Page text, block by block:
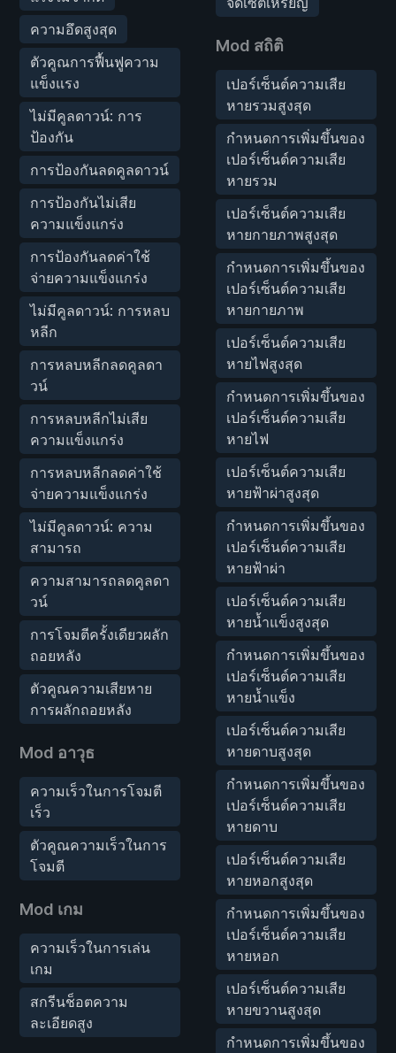
ความอึดสูงสุด
ตัวคูณการฟื้นฟูความ
แข็งแรง
ไม่มีคูลดาวน์: การ
ป้องกัน
การป้องกันลดคูลดาวน์
การป้องกันไม่เสีย
ความแข็งแกร่ง
การป้องกันลดค่าใช้
จ่ายความแข็งแกร่ง
ไม่มีคูลดาวน์: การหลบ
หลีก
การหลบหลีกลดคูลดา
วน์
การหลบหลีกไม่เสีย
ความแข็งแกร่ง
การหลบหลีกลดค่าใช้
จ่ายความแข็งแกร่ง
ไม่มีคูลดาวน์: ความ
สามารถ
ความสามารถลดคูลดา
วน์
การโจมตีครั้งเดียวผลัก
ถอยหลัง
ตัวคูณความเสียหาย
การผลักถอยหลัง
Mod อาวุธ
ความเร็วในการโจมตี
เร็ว
ตัวคูณความเร็วในการ
โจมตี
Mod เกม
ความเร็วในการเล่น
เกม
สกรีนช็อตความ
ละเอียดสูง
Mod สถิติ
เปอร์เซ็นต์ความเสีย
หายรวมสูงสุด
กำหนดการเพิ่มขึ้นของ
เปอร์เซ็นต์ความเสีย
หายรวม
เปอร์เซ็นต์ความเสีย
หายกายภาพสูงสุด
กำหนดการเพิ่มขึ้นของ
เปอร์เซ็นต์ความเสีย
หายกายภาพ
เปอร์เซ็นต์ความเสีย
หายไฟสูงสุด
กำหนดการเพิ่มขึ้นของ
เปอร์เซ็นต์ความเสีย
หายไฟ
เปอร์เซ็นต์ความเสีย
หายฟ้าผ่าสูงสุด
กำหนดการเพิ่มขึ้นของ
เปอร์เซ็นต์ความเสีย
หายฟ้าผ่า
เปอร์เซ็นต์ความเสีย
หายน้ำแข็งสูงสุด
กำหนดการเพิ่มขึ้นของ
เปอร์เซ็นต์ความเสีย
หายน้ำแข็ง
เปอร์เซ็นต์ความเสีย
หายดาบสูงสุด
กำหนดการเพิ่มขึ้นของ
เปอร์เซ็นต์ความเสีย
หายดาบ
เปอร์เซ็นต์ความเสีย
หายหอกสูงสุด
กำหนดการเพิ่มขึ้นของ
เปอร์เซ็นต์ความเสีย
หายหอก
เปอร์เซ็นต์ความเสีย
หายขวานสูงสุด
กำหนดการเพิ่มขึ้นของ